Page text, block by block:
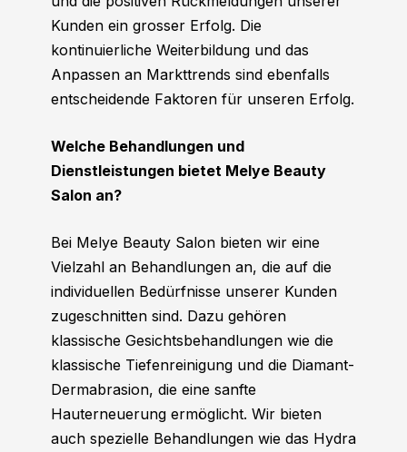
Kunden ein grosser Erfolg. Die
kontinuierliche Weiterbildung und das
Anpassen an Markttrends sind ebenfalls
entscheidende Faktoren für unseren Erfolg.
Welche Behandlungen und
Dienstleistungen bietet Melye Beauty
Salon an?
Bei Melye Beauty Salon bieten wir eine
Vielzahl an Behandlungen an, die auf die
individuellen Bedürfnisse unserer Kunden
zugeschnitten sind. Dazu gehören
klassische Gesichtsbehandlungen wie die
klassische Tiefenreinigung und die Diamant-
Dermabrasion, die eine sanfte
Hauterneuerung ermöglicht. Wir bieten
auch spezielle Behandlungen wie das Hydra